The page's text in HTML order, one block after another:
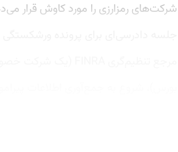
شرکت‌های رمزارزی را مورد کاوش قرار